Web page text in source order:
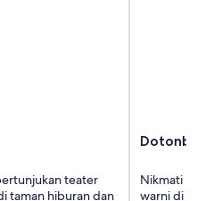
teater
taman hiburan dan
Nikmati
warni di